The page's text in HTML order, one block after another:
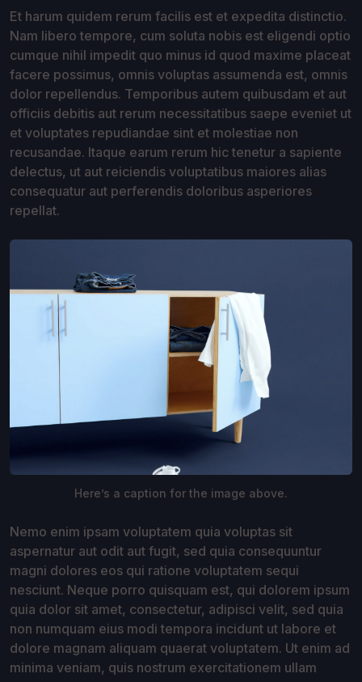
Et harum quidem rerum facilis est et expedita distinctio.
Nam libero tempore, cum soluta nobis est eligendi optio
cumque nihil impedit quo minus id quod maxime placeat
facere possimus, omnis voluptas assumenda est, omnis
dolor repellendus. Temporibus autem quibusdam et aut
officiis debitis aut rerum necessitatibus saepe eveniet ut
et voluptates repudiandae sint et molestiae non
recusandae. Itaque earum rerum hic tenetur a sapiente
delectus, ut aut reiciendis voluptatibus maiores alias
consequatur aut perferendis doloribus asperiores
repellat.
Here’s a caption for the image above.
Nemo enim ipsam voluptatem quia voluptas sit
aspernatur aut odit aut fugit, sed quia consequuntur
magni dolores eos qui ratione voluptatem sequi
nesciunt. Neque porro quisquam est, qui dolorem ipsum
quia dolor sit amet, consectetur, adipisci velit, sed quia
non numquam eius modi tempora incidunt ut labore et
dolore magnam aliquam quaerat voluptatem. Ut enim ad
minima veniam, quis nostrum exercitationem ullam